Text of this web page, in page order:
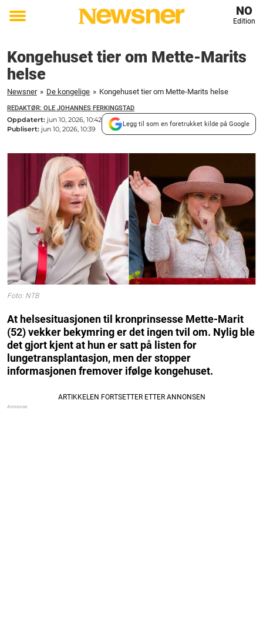
Toggle
NO
Edition
Kongehuset tier om Mette-Marits
helse
Newsner » De kongelige » Kongehuset tier om Mette-Marits helse
REDAKTØR: OLE JOHANNES FERKINGSTAD
Oppdatert: jun 10, 2026, 10:42
Publisert: jun 10, 2026, 10:39
Legg til som en foretrukket kilde på Google
Foto: NTB
At helsesituasjonen til kronprinsesse Mette-Marit
(52) vekker bekymring er det ingen tvil om. Nylig ble
det gjort kjent at hun er satt på listen for
lungetransplantasjon, men der stopper
informasjonen fremover ifølge kongehuset.